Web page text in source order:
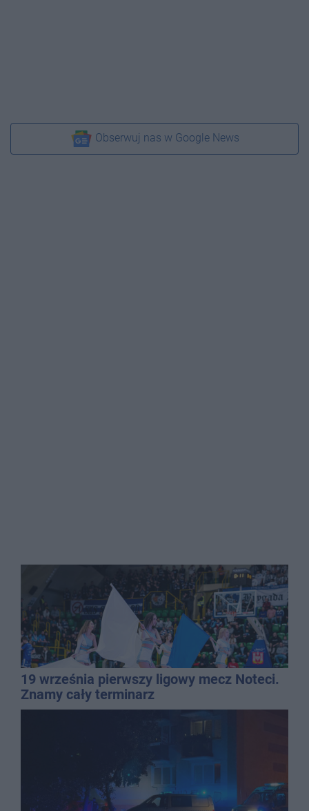
Obserwuj nas w Google News
19 września pierwszy ligowy mecz Noteci.
Znamy cały terminarz